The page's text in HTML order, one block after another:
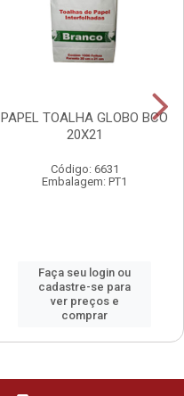
PAPEL TOALHA GLOBO BCO
20X21
Código: 6631
Embalagem: PT1
Faça seu login ou
cadastre-se para
ver preços e
comprar